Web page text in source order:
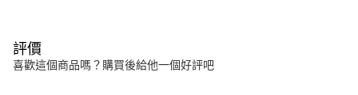
評價
喜歡這個商品嗎？購買後給他一個好評吧